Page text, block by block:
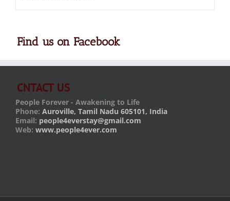
Find us on Facebook
CNTACT US
People Forever - Awakening to Life
Phone: Auroville, Tamil Nadu 605101, India
Email: people4everstay@gmail.com
Web: www.people4ever.com